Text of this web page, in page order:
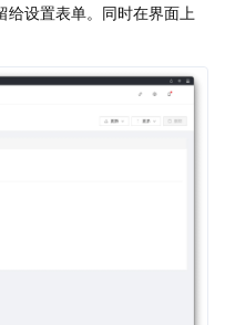
给设置表单。同时在界面上